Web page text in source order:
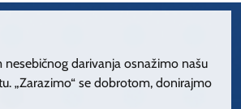
darivanja osnažimo našu
„Zarazimo“ se dobrotom, donirajmo